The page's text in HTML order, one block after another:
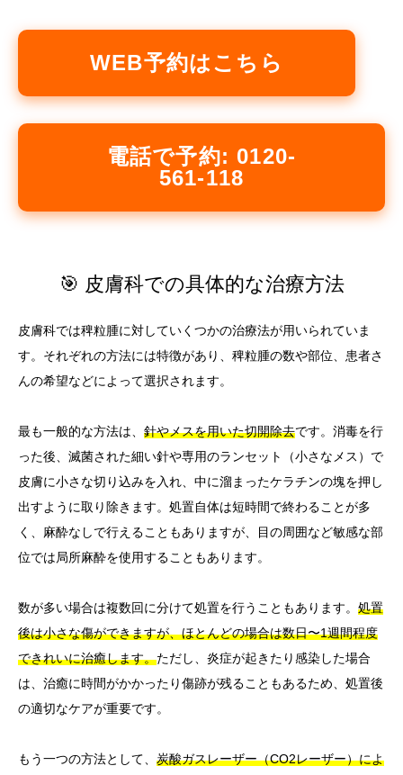
WEB予約はこちら
電話で予約: 0120-
561-118
🎯 皮膚科での具体的な治療方法
皮膚科では稗粒腫に対していくつかの治療法が用いられていま
す。それぞれの方法には特徴があり、稗粒腫の数や部位、患者さ
んの希望などによって選択されます。
最も一般的な方法は、 針やメスを用いた切開除去です。消毒を行
った後、滅菌された細い針や専用のランセット（小さなメス）で
皮膚に小さな切り込みを入れ、中に溜まったケラチンの塊を押し
出すように取り除きます。処置自体は短時間で終わることが多
く、麻酔なしで行えることもありますが、目の周囲など敏感な部
位では局所麻酔を使用することもあります。
数が多い場合は複数回に分けて処置を行うこともあります。 処置
後は小さな傷ができますが、ほとんどの場合は数日〜1週間程度
できれいに治癒します。ただし、炎症が起きたり感染した場合
は、治癒に時間がかかったり傷跡が残ることもあるため、処置後
の適切なケアが重要です。
もう一つの方法として、 炭酸ガスレーザー（CO2レーザー）によ